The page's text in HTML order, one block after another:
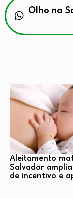
Olho na
Aleitamento
Salvador amplia
de incentivo e